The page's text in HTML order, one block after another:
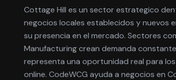
Cottage Hill es un sector estrategico
negocios locales establecidos y nuevos
su presencia en el mercado. Sectores
Manufacturing crean demanda
representa una oportunidad real para
online. CodeWCG ayuda a negocios en